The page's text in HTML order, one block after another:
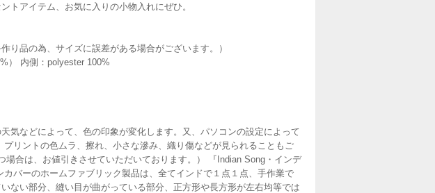
トアイテム、お気に入りの小物入れにぜひ。
り品の為、サイズに誤差がある場合がございます。）
） 内側：polyester 100%
気などによって、色の印象が変化します。又、パソコンの設定によって
リントの色ムラ、擦れ、小さな滲み、織り傷などが見られることもご
場合は、お値引きさせていただいております。） 『Indian Song・インデ
バーのホームファブリック製品は、全てインドで１点１点、手作業で
ない部分、縫い目が曲がっている部分、正方形や長方形が左右均等では